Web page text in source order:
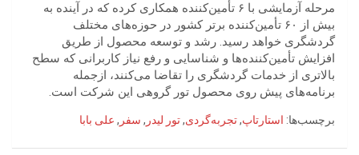
مرحله آزمایشی با ۶ تأمین‌کننده همکاری کرده که در آینده به
بیش از ۶۰ تأمین‌کننده برتر کشور در حوزه‌های مختلف
گردشگری خواهد رسید. رشد و توسعه محصول از طریق
افزایش تأمین‌کننده‌ها و شناسایی و رفع نیاز کاربرانی که سطح
بالاتری از خدمات گردشگری را تقاضا می‌کنند، ازجمله
برنامه‌های پیش روی محصول تور گروهی این شرکت است.
برچسب‌ها: استارتاپ,تجربه‌گردی,تور لیدر , سفر , علی بابا